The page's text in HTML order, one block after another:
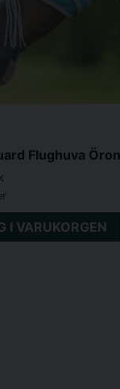
I VARUKORGEN